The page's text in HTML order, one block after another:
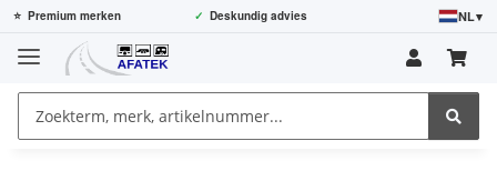
⭐ Premium merken ✓ Deskundig advies NL▾